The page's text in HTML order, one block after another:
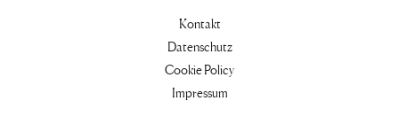
Kontakt
Datenschutz
Cookie Policy
Impressum